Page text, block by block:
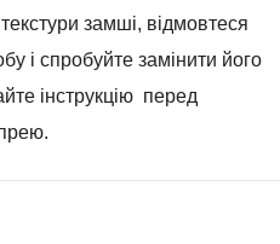
текстури замші, відмовтеся
і спробуйте замінити його
інструкцію перед